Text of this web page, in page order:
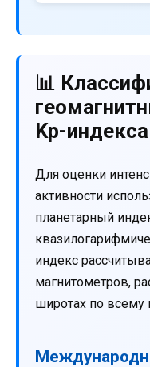
📊
Kp-индекса
Для оценки
активности
планетарный
индекс
магнитометров,
широтах по всему